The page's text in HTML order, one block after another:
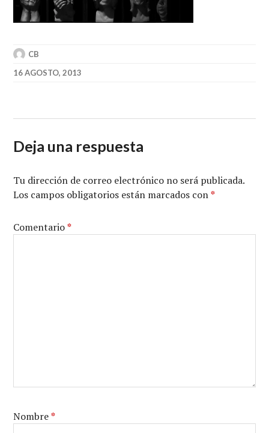
CB
16 AGOSTO, 2013
Deja una respuesta
Tu dirección de correo electrónico no será publicada.
Los campos obligatorios están marcados con*
Comentario*
Nombre*